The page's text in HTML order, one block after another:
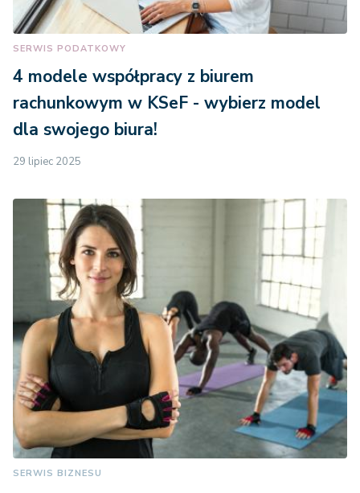
SERWIS PODATKOWY
4 modele współpracy z biurem
rachunkowym w KSeF - wybierz model
dla swojego biura!
29 lipiec 2025
SERWIS BIZNESU